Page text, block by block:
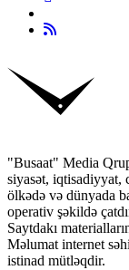
"Busaat" Media
siyasət, iqtisadiyyat,
ölkədə və dünyada
operativ şəkildə
Saytdakı
Məlumat internet
istinad mütləqdir.